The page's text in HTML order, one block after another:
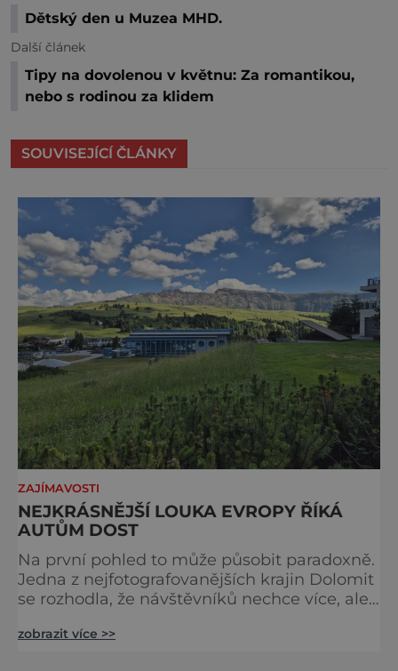
Dětský den u Muzea MHD.
Další článek
Tipy na dovolenou v květnu: Za romantikou,
nebo s rodinou za klidem
SOUVISEJÍCÍ ČLÁNKY
ZAJÍMAVOSTI
NEJKRÁSNĚJŠÍ LOUKA EVROPY ŘÍKÁ
AUTŮM DOST
Na první pohled to může působit paradoxně.
Jedna z nejfotografovanějších krajin Dolomit
se rozhodla, že návštěvníků nechce více, ale
louka v Evropě, zavádí od léta 2026 nová
zobrazit více >>